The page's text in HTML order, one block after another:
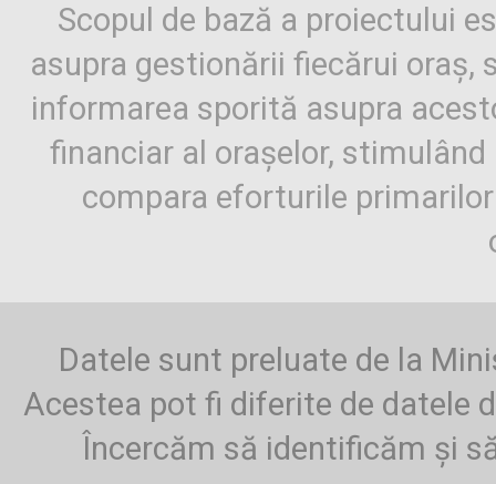
Scopul de bază a proiectului
asupra gestionării fiecărui oraș,
informarea sporită asupra
financiar al orașelor,
compara eforturile
Datele sunt preluate de la
Acestea pot fi diferite de datele
Încercăm să identificăm și